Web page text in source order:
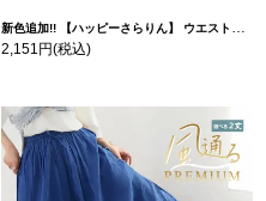
新色追加!! 【ハッピーさらりん】 ウエストタック入り スッキリ魅せ コクーントップス | 大きいサイズの通販ならハッピーマリリン
2,151円(税込)